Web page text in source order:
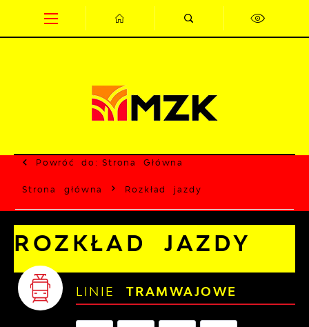
Przejdź do menu.
Przejdź do wyszukiwarki.
Przejdź do treści.
Przejdź do ustawień wielkości czcionki.
Wyłącz wersję kontrastową strony.
Powróć do: Strona Główna
Strona główna Rozkład jazdy
ROZKŁAD JAZDY
LINIE TRAMWAJOWE